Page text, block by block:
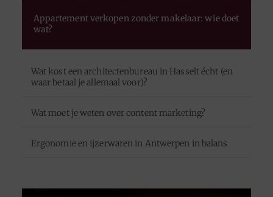
Appartement verkopen zonder makelaar: wie doet
wat?
Wat kost een architectenbureau in Hasselt écht (en
waar betaal je allemaal voor)?
Wat moet je weten over content marketing?
Ergonomie en ijzerwaren in Antwerpen in balans